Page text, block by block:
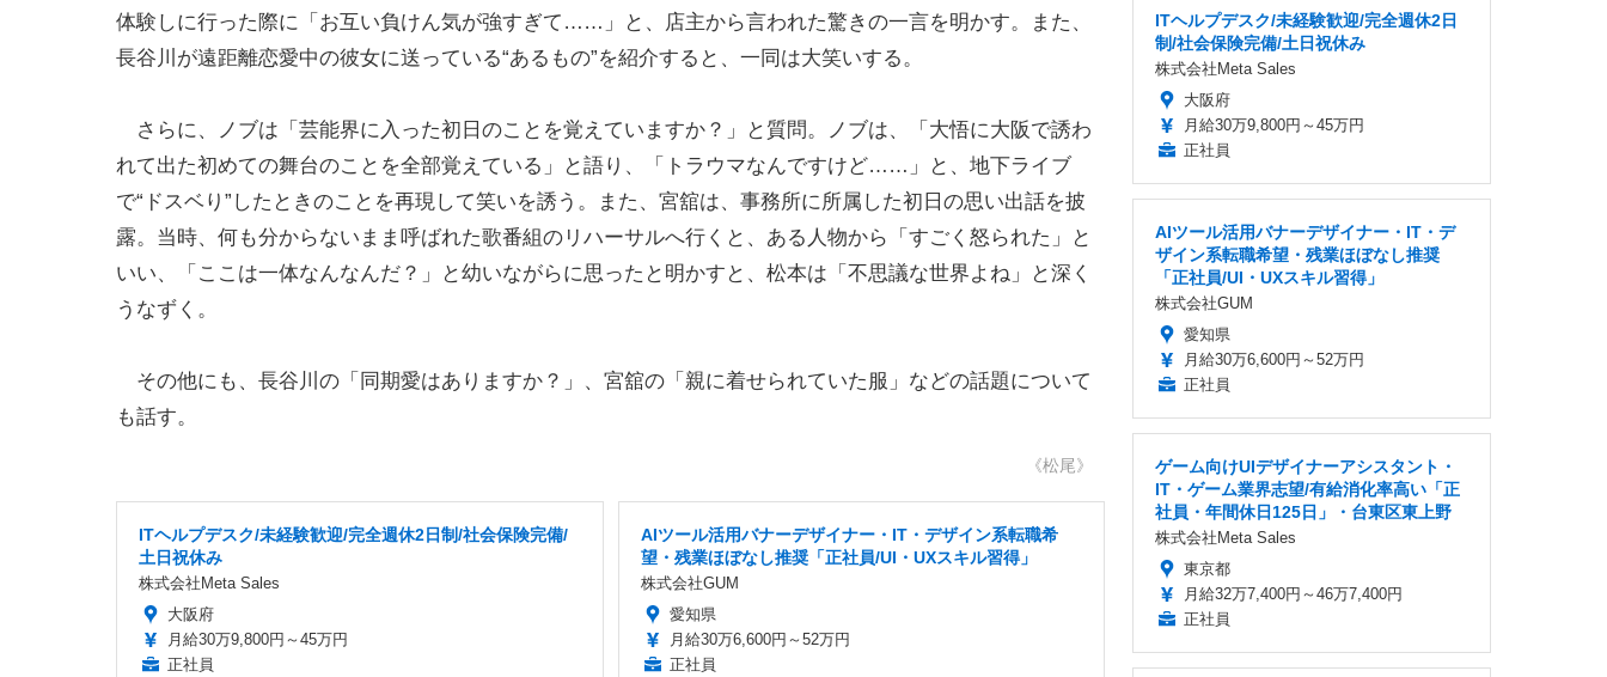
体験しに行った際に「お互い負けん気が強すぎて……」と、店主から言われた驚きの一言を明かす。また、
長谷川が遠距離恋愛中の彼女に送っている“あるもの”を紹介すると、一同は大笑いする。
さらに、ノブは「芸能界に入った初日のことを覚えていますか？」と質問。ノブは、「大悟に大阪で誘わ
れて出た初めての舞台のことを全部覚えている」と語り、「トラウマなんですけど……」と、地下ライブ
で“ドスベり”したときのことを再現して笑いを誘う。また、宮舘は、事務所に所属した初日の思い出話を披
露。当時、何も分からないまま呼ばれた歌番組のリハーサルへ行くと、ある人物から「すごく怒られた」と
いい、「ここは一体なんなんだ？」と幼いながらに思ったと明かすと、松本は「不思議な世界よね」と深く
うなずく。
その他にも、長谷川の「同期愛はありますか？」、宮舘の「親に着せられていた服」などの話題について
も話す。
《松尾》
ITヘルプデスク/未経験歓迎/完全週休2日制/社会保険完備/
土日祝休み
株式会社Meta Sales
大阪府
月給30万9,800円～45万円
正社員
AIツール活用バナーデザイナー・IT・デザイン系転職希
望・残業ほぼなし推奨「正社員/UI・UXスキル習得」
株式会社GUM
愛知県
月給30万6,600円～52万円
正社員
ITヘルプデスク/未経験歓迎/完全週休2日
制/社会保険完備/土日祝休み
株式会社Meta Sales
大阪府
月給30万9,800円～45万円
正社員
AIツール活用バナーデザイナー・IT・デ
ザイン系転職希望・残業ほぼなし推奨
「正社員/UI・UXスキル習得」
株式会社GUM
愛知県
月給30万6,600円～52万円
正社員
ゲーム向けUIデザイナーアシスタント・
IT・ゲーム業界志望/有給消化率高い「正
社員・年間休日125日」・台東区東上野
株式会社Meta Sales
東京都
月給32万7,400円～46万7,400円
正社員